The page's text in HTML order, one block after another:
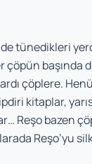
tünedikleri
çöpün başında
çöplere.
kitaplar,
Reşo bazen
Reşo’yu